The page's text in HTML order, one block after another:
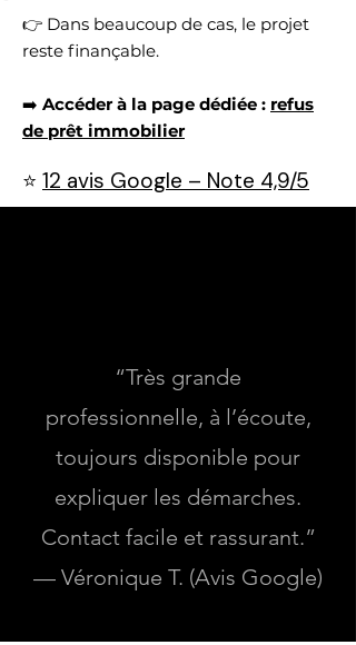
👉 Dans beaucoup de cas, le projet
reste finançable.
➡️ Accéder à la page dédiée : refus
de prêt immobilier
⭐ 12 avis Google – Note 4,9/5
“Très grande
professionnelle, à l’écoute,
toujours disponible pour
expliquer les démarches.
Contact facile et rassurant.”
— Véronique T. (Avis Google)